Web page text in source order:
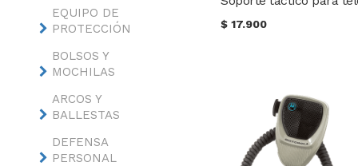
EQUIPO DE
PROTECCIÓN
BOLSOS Y
MOCHILAS
ARCOS Y
BALLESTAS
DEFENSA
PERSONAL
$17.900